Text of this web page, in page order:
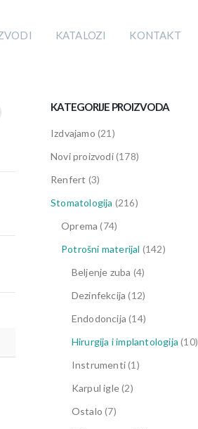
KATALOZI KONTAKT
KATEGORIJE PROIZVODA
Izdvajamo (21)
Novi proizvodi(178)
Renfert (3)
Stomatologija (216)
Oprema (74)
Potrošni materijal (142)
Beljenje zuba (4)
Dezinfekcija (12)
Endodoncija (14)
Hirurgija i implantologija (10)
Instrumenti(1)
Karpul igle(2)
Ostalo (7)